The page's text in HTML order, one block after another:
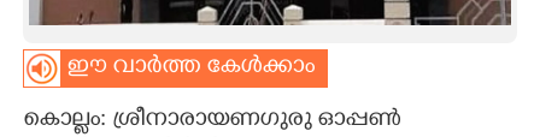
ASTRO
ഈ വാർത്ത കേൾക്കാം
കൊല്ലം: ശ്രീനാരായണഗുരു ഓപ്പൺ